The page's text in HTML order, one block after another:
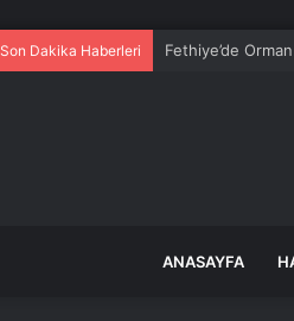
Son Dakika Haberleri Mbappe ve Ester
ANASAYFA